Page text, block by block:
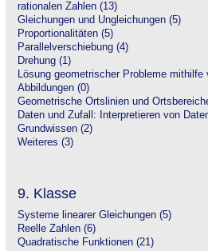
rationalen Zahlen (13)
Gleichungen und Ungleichungen (5)
Proportionalitäten (5)
Parallelverschiebung (4)
Drehung (1)
Lösung geometrischer Probleme mithilfe
Abbildungen (0)
Geometrische Ortslinien und
Daten und Zufall: Interpretieren von
Grundwissen (2)
Weiteres (3)
9. Klasse
Systeme linearer Gleichungen (5)
Reelle Zahlen (6)
Quadratische Funktionen (21)